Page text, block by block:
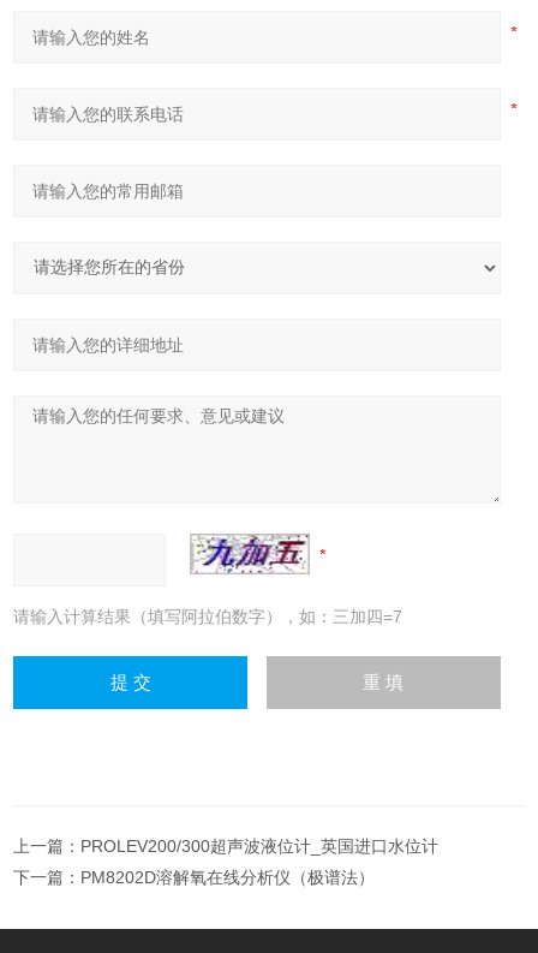
请输入计算结果（填写阿拉伯数字），如：三加四=7
上一篇： PROLEV200/300超声波液位计_英国进口水位计
下一篇： PM8202D溶解氧在线分析仪（极谱法）